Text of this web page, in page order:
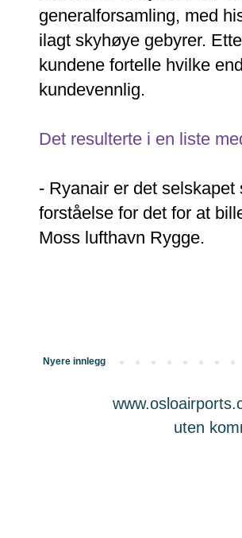
generalforsamling, med
ilagt skyhøye gebyrer.
kundene fortelle hvilke
kundevennlig.
Det resulterte i en liste
- Ryanair er det
forståelse for det for at
Moss lufthavn Rygge.
Nyere innlegg
uten